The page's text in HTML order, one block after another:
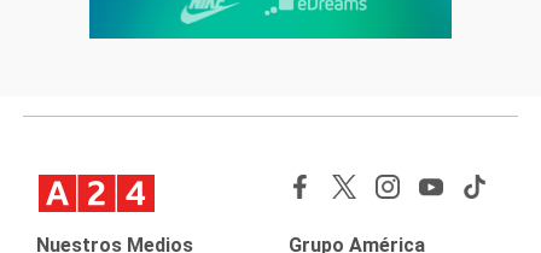
Nuestros Medios Grupo América